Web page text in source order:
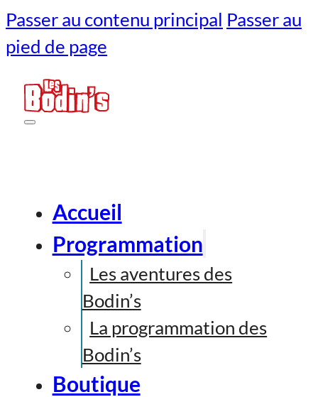
Passer au contenu principal Passer au
pied de page
Accueil
Programmation
Les aventures des
Bodin’s
La programmation des
Bodin’s
Boutique